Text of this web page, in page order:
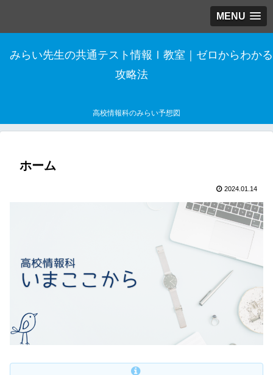
MENU
みらい先生の共通テスト情報Ⅰ教室｜ゼロからわかる
攻略法
高校情報科のみらい予想図
ホーム
2024.01.14